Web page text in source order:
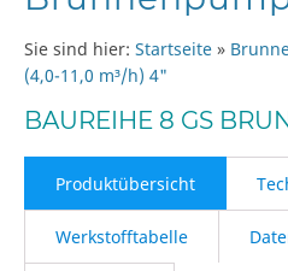
Sie sind hier: Startseite »
(4,0-11,0 m³/h) 4"
BAUREIHE 8 GS
Produktübersicht
Werkstofftabelle